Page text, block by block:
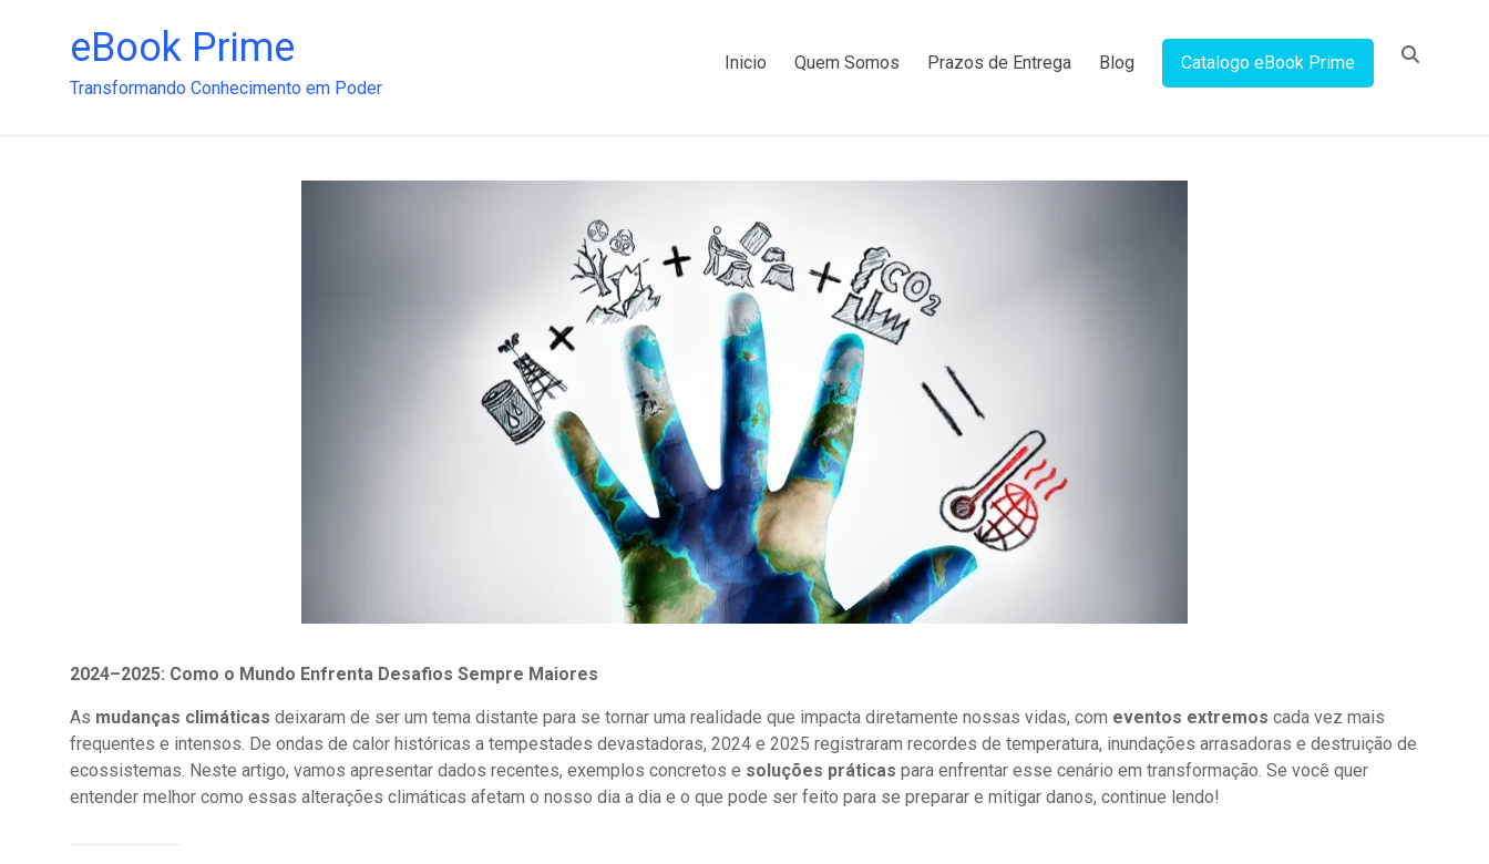
conteúdo
eBook Prime
Transformando Conhecimento em Poder
Inicio Quem Somos Prazos de Entrega Blog Catalogo eBook Prime
2024–2025: Como o Mundo Enfrenta Desafios Sempre Maiores
As mudanças climáticas deixaram de ser um tema distante para se tornar uma realidade que impacta diretamente nossas vidas, com eventos extremos cada vez mais
frequentes e intensos. De ondas de calor históricas a tempestades devastadoras, 2024 e 2025 registraram recordes de temperatura, inundações arrasadoras e destruição de
ecossistemas. Neste artigo, vamos apresentar dados recentes, exemplos concretos e soluções práticas para enfrentar esse cenário em transformação. Se você quer
entender melhor como essas alterações climáticas afetam o nosso dia a dia e o que pode ser feito para se preparar e mitigar danos, continue lendo!